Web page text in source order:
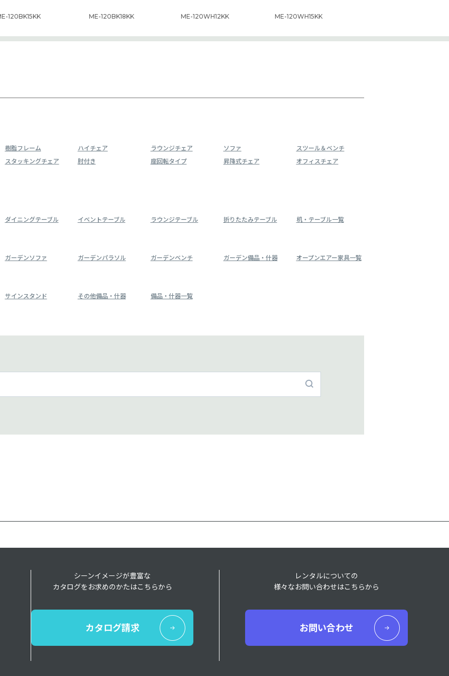
120BK15KK ME-120BK18KK ME-120WH12KK ME-120WH15KK
樹脂フレーム ハイチェア ラウンジチェア ソファ
スツール＆ベンチ
スタッキングチェア 肘付き 座回転タイプ 昇降式チェア
オフィスチェア
ダイニングテーブル イベントテーブル ラウンジテーブル 折りたたみテーブル 机・テーブル一覧
ガーデンソファ ガーデンパラソル ガーデンベンチ ガーデン備品・什器 オープンエアー家具一覧
サインスタンド その他備品・什器 備品・什器一覧
シーンイメージが豊富な
カタログをお求めのかたはこちらから
カタログ請求
レンタルについての
様々なお問い合わせはこちらから
お問い合わせ